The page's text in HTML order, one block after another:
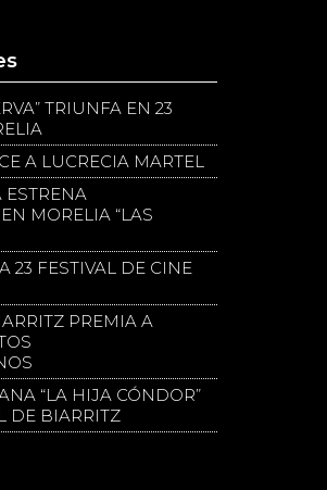
TRIUNFA EN 23
A LUCRECIA MARTEL
ESTRENA
MORELIA “LAS
23 FESTIVAL DE CINE
PREMIA A
“LA HIJA CÓNDOR”
DE BIARRITZ